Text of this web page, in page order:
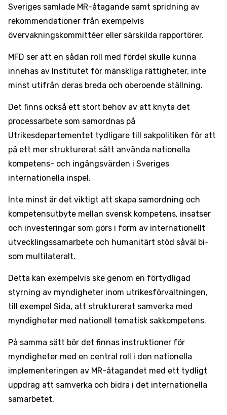
Sveriges samlade MR-åtagande samt spridning av
rekommendationer från exempelvis
övervakningskommittéer eller särskilda rapportörer.
MFD ser att en sådan roll med fördel skulle kunna
innehas av Institutet för mänskliga rättigheter, inte
minst utifrån deras breda och oberoende ställning.
Det finns också ett stort behov av att knyta det
processarbete som samordnas på
Utrikesdepartementet tydligare till sakpolitiken för att
på ett mer strukturerat sätt använda nationella
kompetens- och ingångsvärden i Sveriges
internationella inspel.
Inte minst är det viktigt att skapa samordning och
kompetensutbyte mellan svensk kompetens, insatser
och investeringar som görs i form av internationellt
utvecklingssamarbete och humanitärt stöd såväl bi-
som multilateralt.
Detta kan exempelvis ske genom en förtydligad
styrning av myndigheter inom utrikesförvaltningen,
till exempel Sida, att strukturerat samverka med
myndigheter med nationell tematisk sakkompetens.
På samma sätt bör det finnas instruktioner för
myndigheter med en central roll i den nationella
implementeringen av MR-åtagandet med ett tydligt
uppdrag att samverka och bidra i det internationella
samarbetet.